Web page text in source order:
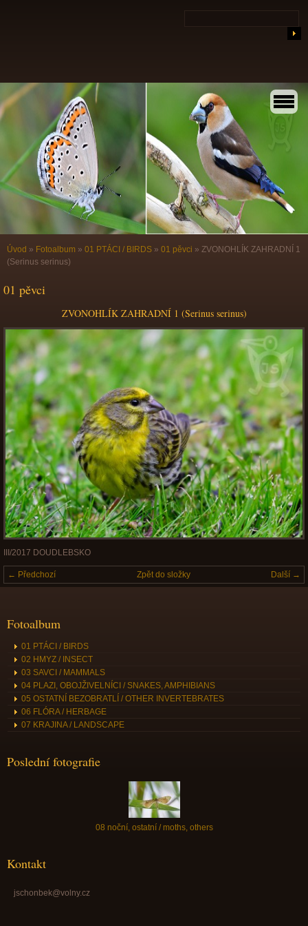
Úvod » Fotoalbum » 01 PTÁCI / BIRDS » 01 pěvci » ZVONOHLÍK ZAHRADNÍ 1
(Serinus serinus)
01 pěvci
ZVONOHLÍK ZAHRADNÍ 1 (Serinus serinus)
III/2017 DOUDLEBSKO
← Předchozí Další →
Zpět do složky
Fotoalbum
01 PTÁCI / BIRDS
02 HMYZ / INSECT
03 SAVCI / MAMMALS
04 PLAZI, OBOJŽIVELNÍCI / SNAKES, AMPHIBIANS
05 OSTATNÍ BEZOBRATLÍ / OTHER INVERTEBRATES
06 FLÓRA / HERBAGE
07 KRAJINA / LANDSCAPE
Poslední fotografie
08 noční, ostatní / moths, others
Kontakt
jschonbek@volny.cz